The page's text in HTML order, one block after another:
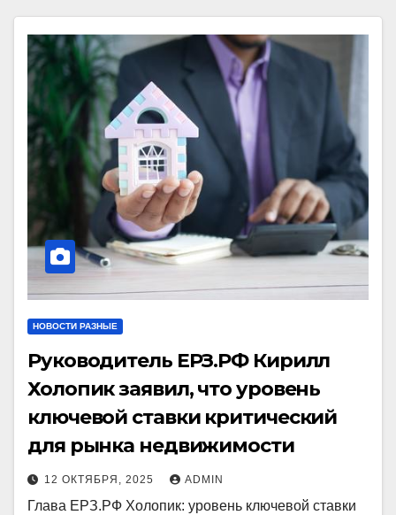
НОВОСТИ РАЗНЫЕ
Руководитель ЕРЗ.РФ Кирилл
Холопик заявил, что уровень
ключевой ставки критический
для рынка недвижимости
12 ОКТЯБРЯ, 2025 ADMIN
Глава ЕРЗ.РФ Холопик: уровень ключевой ставки